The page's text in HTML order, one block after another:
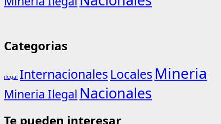
Categorias
ilegal Internacionales Locales Mineria
Mineria Ilegal Nacionales
Te pueden interesar